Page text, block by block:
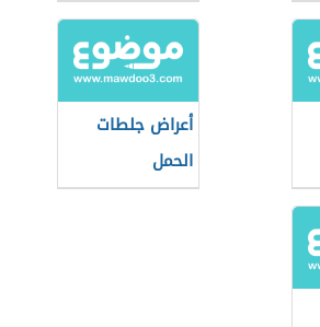
أعراض جلطات
الحمل